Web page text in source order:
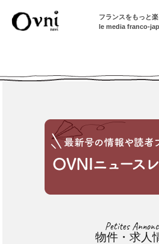
フランスをもっと
le media franco-
Petites
物件・求人